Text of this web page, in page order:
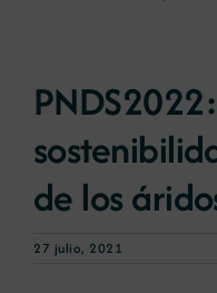
Portal de empleo
Contacto
de los
27 julio, 2021